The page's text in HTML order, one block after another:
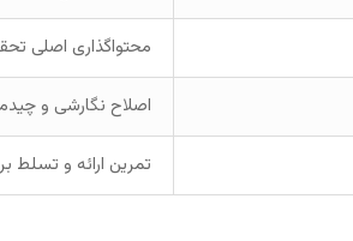
محتواگذاری اصلی
اصلاح نگارشی و
تمرین ارائه و تسلط